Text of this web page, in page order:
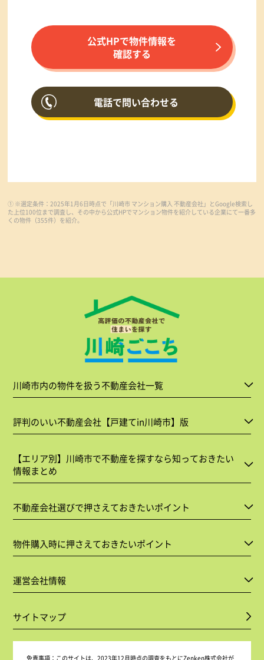
公式HPで物件情報を
確認する
電話で問い合わせる
① ※選定条件：2025年1月6日時点で「川崎市 マンション購入 不動産会社」とGoogle検索し
た上位100位まで調査し、その中から公式HPでマンション物件を紹介している企業にて一番多
くの物件（355件）を紹介。
川崎市内の物件を扱う不動産会社一覧
評判のいい不動産会社【戸建てin川崎市】版
【エリア別】川崎市で不動産を探すなら知っておきたい
情報まとめ
不動産会社選びで押さえておきたいポイント
物件購入時に押さえておきたいポイント
運営会社情報
サイトマップ
免責事項： このサイトは、2023年12月時点の調査をもとにZenken株式会社が